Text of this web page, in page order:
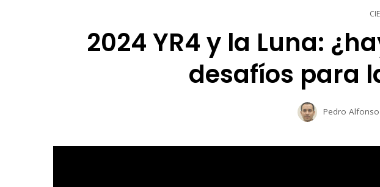
2024 YR4 y la Luna:
desafíos para
Pedro Alfonso